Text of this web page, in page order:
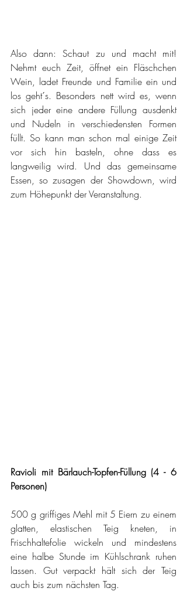
Also dann: Schaut zu und macht mit!
Nehmt euch Zeit, öffnet ein Fläschchen
Wein, ladet Freunde und Familie ein und
los geht´s. Besonders nett wird es, wenn
sich jeder eine andere Füllung ausdenkt
und Nudeln in verschiedensten Formen
füllt. So kann man schon mal einige Zeit
vor sich hin basteln, ohne dass es
langweilig wird. Und das gemeinsame
Essen, so zusagen der Showdown, wird
zum Höhepunkt der Veranstaltung.
Ravioli mit Bärlauch-Topfen-Füllung (4 - 6
Personen)
500 g griffiges Mehl mit 5 Eiern zu einem
glatten, elastischen Teig kneten, in
Frischhaltefolie wickeln und mindestens
eine halbe Stunde im Kühlschrank ruhen
lassen. Gut verpackt hält sich der Teig
auch bis zum nächsten Tag.